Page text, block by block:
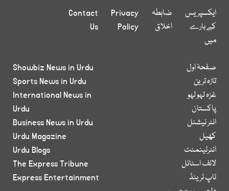
ایکسپریس
کے بارے
میں
ضابطہ
اخلاق
Privacy
Policy
Contact
Us
صفحۂ اول
تازہ ترین
غزہ لہو لہو
پاکستان
انٹر نیشنل
کھیل
انٹرٹینمنٹ
لائف اسٹائل
ٹاپ ٹرینڈ
Showbiz News in Urdu
Sports News in Urdu
International News in
Urdu
Business News in Urdu
Urdu Magazine
Urdu Blogs
The Express Tribune
Express Entertainment